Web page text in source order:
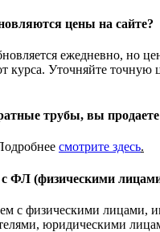
цены на сайте?
ежедневно, но
курса. Уточняйте точную
трубы, вы продаете
смотрите здесь.
с ФЛ (физическими
с физическими лицами,
юридическими